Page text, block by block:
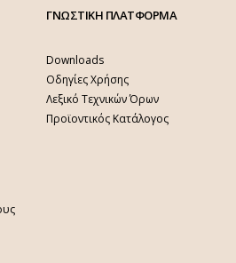
ΓΝΩΣΤΙΚΗ ΠΛΑΤΦΟΡΜΑ
Downloads
Οδηγίες Χρήσης
Λεξικό Τεχνικών Όρων
Προϊοντικός Κατάλογος